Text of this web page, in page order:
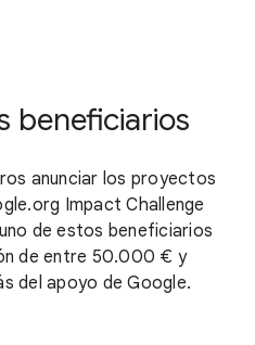
beneficiarios
anunciar los proyectos
Impact Challenge
de estos beneficiarios
de entre 50.000 € y
del apoyo de Google.